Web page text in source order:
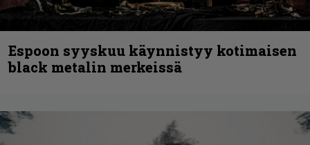
Espoon syyskuu käynnistyy kotimaisen
black metalin merkeissä